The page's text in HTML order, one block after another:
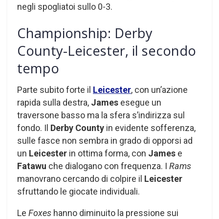
negli spogliatoi sullo 0-3.
Championship: Derby
County-Leicester, il secondo
tempo
Parte subito forte il Leicester, con un’azione
rapida sulla destra, James esegue un
traversone basso ma la sfera s’indirizza sul
fondo. Il Derby County in evidente sofferenza,
sulle fasce non sembra in grado di opporsi ad
un Leicester in ottima forma, con James e
Fatawu che dialogano con frequenza. I Rams
manovrano cercando di colpire il Leicester
sfruttando le giocate individuali.
Le Foxes hanno diminuito la pressione sui